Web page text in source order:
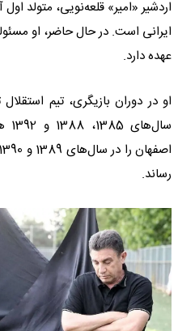
ایرانی است. در حال حاضر، او
عهده دارد.
او در دوران بازیگری، تیم
رساند.